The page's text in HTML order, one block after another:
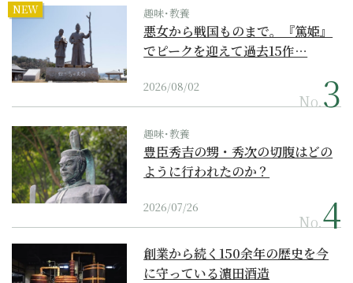
NEW 趣味･教養
悪女から戦国ものまで。『篤姫』
でピークを迎えて過去15作…
2026/08/02
No.
趣味･教養
豊臣秀吉の甥・秀次の切腹はどの
ように行われたのか？
2026/07/26
No.
創業から続く150余年の歴史を今
に守っている濵田酒造